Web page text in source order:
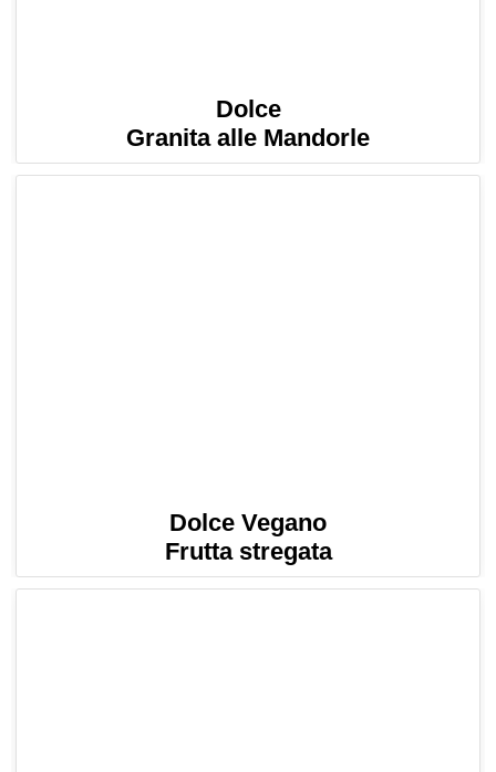
Dolce
Granita alle Mandorle
Dolce Vegano
Frutta stregata